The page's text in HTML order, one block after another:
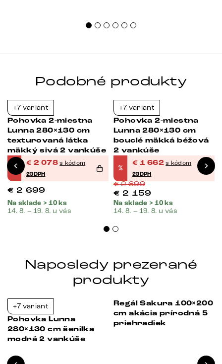
Podobné produkty
+7 variant
Pohovka 2-miestna
Lunna 280×130 cm
texturovaná látka
mäkký sivá 2 vankúše
%
€ 2 078 s kódom
23DPH
€ 2 699
Na sklade > 10 ks
14. 8. – 19. 8. u vás
+7 variant
Pohovka 2-miestna
Lunna 280×130 cm
bouclé mäkká béžová
2 vankúše
%
€ 1 662 s kódom
23DPH
€2 699
€ 2 159
Na sklade > 10 ks
14. 8. – 19. 8. u vás
Naposledy prezerané
produkty
+7 variant
Pohovka Lunna
280×130 cm šenilka
modrá 2 vankúše
-39%
Regál Sakura 100×200
cm akácia prírodná 5
priehradiek